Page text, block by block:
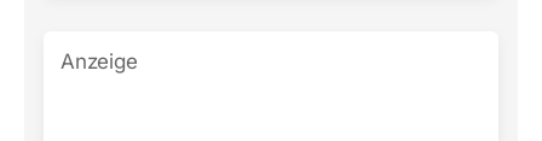
Anzeige